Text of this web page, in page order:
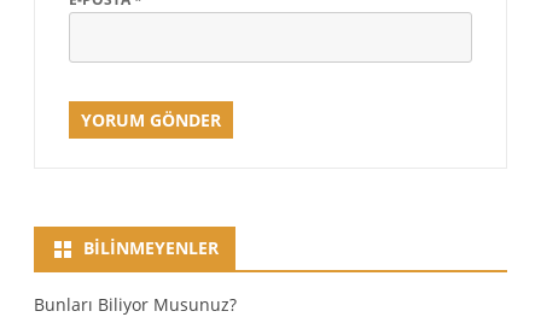
BILINMEYENLER
Bunları Biliyor Musunuz?